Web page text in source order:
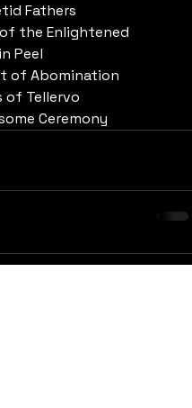
Fathers
the Enlightened
Peel
of Abomination
of Tellervo
Ceremony